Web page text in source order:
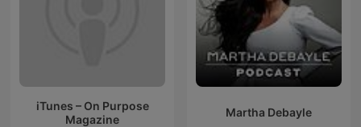
iTunes – On Purpose
Magazine
Martha Debayle